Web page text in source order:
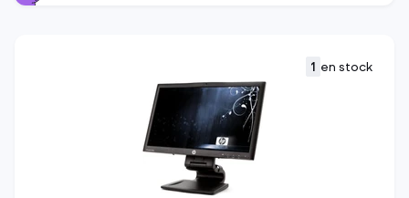
1 en stock